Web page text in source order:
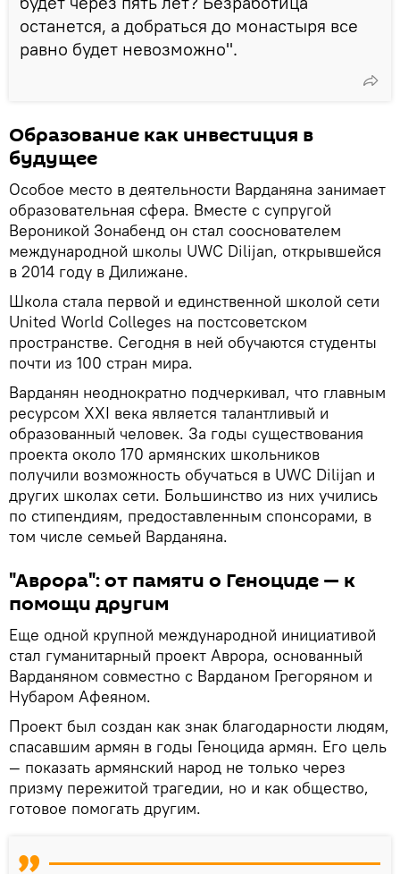
останется, а добраться до монастыря все
равно будет невозможно".
Образование как инвестиция в
будущее
Особое место в деятельности Варданяна занимает
образовательная сфера. Вместе с супругой
Вероникой Зонабенд он стал сооснователем
международной школы UWC Dilijan, открывшейся
в 2014 году в Дилижане.
Школа стала первой и единственной школой сети
United World Colleges на постсоветском
пространстве. Сегодня в ней обучаются студенты
почти из 100 стран мира.
Варданян неоднократно подчеркивал, что главным
ресурсом XXI века является талантливый и
образованный человек. За годы существования
проекта около 170 армянских школьников
получили возможность обучаться в UWC Dilijan и
других школах сети. Большинство из них учились
по стипендиям, предоставленным спонсорами, в
том числе семьей Варданяна.
"Аврора": от памяти о Геноциде — к
помощи другим
Еще одной крупной международной инициативой
стал гуманитарный проект Аврора, основанный
Варданяном совместно с Варданом Грегоряном и
Нубаром Афеяном.
Проект был создан как знак благодарности людям,
спасавшим армян в годы Геноцида армян. Его цель
— показать армянский народ не только через
призму пережитой трагедии, но и как общество,
готовое помогать другим.